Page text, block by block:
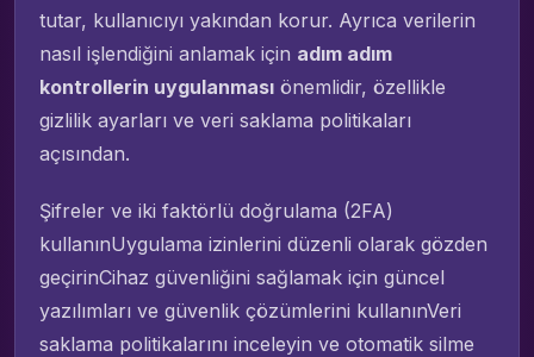
tutar, kullanıcıyı yakından korur. Ayrıca verilerin
nasıl işlendiğini anlamak için adım adım
kontrollerin uygulanması önemlidir, özellikle
gizlilik ayarları ve veri saklama politikaları
açısından.
Şifreler ve iki faktörlü doğrulama (2FA)
kullanınUygulama izinlerini düzenli olarak gözden
geçirinCihaz güvenliğini sağlamak için güncel
yazılımları ve güvenlik çözümlerini kullanınVeri
saklama politikalarını inceleyin ve otomatik silme